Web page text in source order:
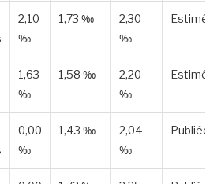
2,10
‰
1,73 ‰
2,30
‰
Estimée
1,63
‰
1,58 ‰
2,20
‰
Estimée
0,00
‰
1,43 ‰
2,04
‰
Publiée